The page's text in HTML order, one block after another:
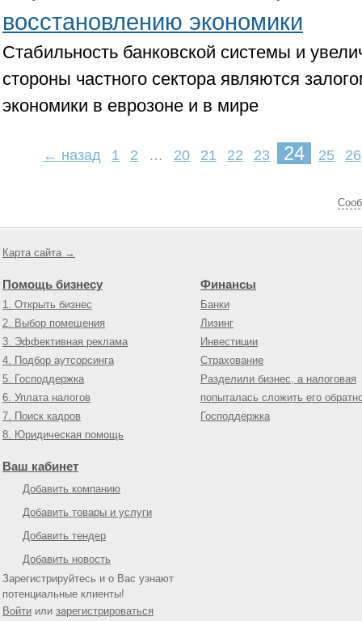
восстановлению экономики
Стабильность банковской системы и
стороны частного сектора являются
экономики в еврозоне и в мире
← назад 1 2 … 20 21 22 23 24 25 26
Карта сайта →
Помощь бизнесу
1. Открыть бизнес
2. Выбор помещения
3. Эффективная реклама
4. Подбор аутсорсинга
5. Господдержка
6. Уплата налогов
7. Поиск кадров
8. Юридическая помощь
Финансы
Банки
Лизинг
Инвестиции
Страхование
Разделили бизнес, а налоговая
попыталась сложить его
Господдержка
Ваш кабинет
Добавить компанию
Добавить товары и услуги
Добавить тендер
Добавить новость
Зарегистрируйтесь и о Вас узнают
потенциальные клиенты!
Войти или зарегистрироваться